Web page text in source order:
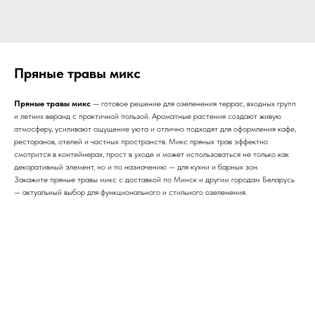
Пряные травы микс
Пряные травы микс — готовое решение для озеленения террас, входных групп
и летних веранд с практичной пользой. Ароматные растения создают живую
атмосферу, усиливают ощущение уюта и отлично подходят для оформления кафе,
ресторанов, отелей и частных пространств. Микс пряных трав эффектно
смотрится в контейнерах, прост в уходе и может использоваться не только как
декоративный элемент, но и по назначению — для кухни и барных зон.
Закажите пряные травы микс с доставкой по Минск и другим городам Беларусь
— актуальный выбор для функционального и стильного озеленения.